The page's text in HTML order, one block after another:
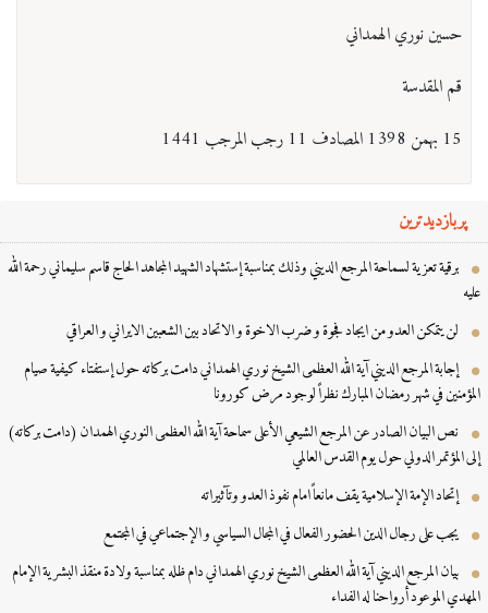
حسين نوري الهمداني
قم المقدسة
15 بهمن 1398 المصادف 11 رجب المرجب 1441
پربازدیدترین
برقية تعزية لسماحة المرجع الديني وذلك بمناسبة إستشهاد الشهيد المجاهد الحاج قاسم سليماني رحمة الله
لن يتمكن العدو من ايجاد فجوة و ضرب الاخوة و الاتحاد بين الشعبين الايراني و العراقي
إجابة المرجع الديني آية الله العظمى الشيخ نوري الهمداني دامت بركاته حول إستفتاء كيفية صيام
في شهر رمضان المبارك نظراً لوجود مرض كورونا
نص البيان الصادر عن المرجع الشيعي الأعلى سماحة آية الله العظمى النوري الهمدان (دامت بركاته)
المؤتمر الدولي حول یوم القدس العالمي
إتحاد الإمة الإسلامية يقف مانعاً امام نفوذ العدو وتآثيراته
يجب على رجال الدين الحضور الفعال في المجال السياسي و الإجتماعي في المجتمع
بيان المرجع الديني آية الله العظمى الشيخ نوري الهمداني دام ظله بمناسبة ولادة منقذ البشرية الإمام
الموعود أرواحنا له الفداء